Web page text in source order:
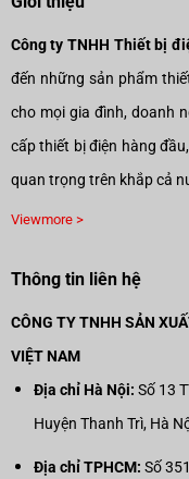
Công ty TNHH Thiết bị
đến những sản phẩm
cho mọi gia đình, doanh
cấp thiết bị điện hàng
quan trọng trên khắp cả
Viewmore >
Thông tin liên hệ
CÔNG TY TNHH SẢN
VIỆT NAM
Địa chỉ Hà Nội: Số 13
Huyện Thanh Trì, Hà
Địa chỉ TPHCM: Số